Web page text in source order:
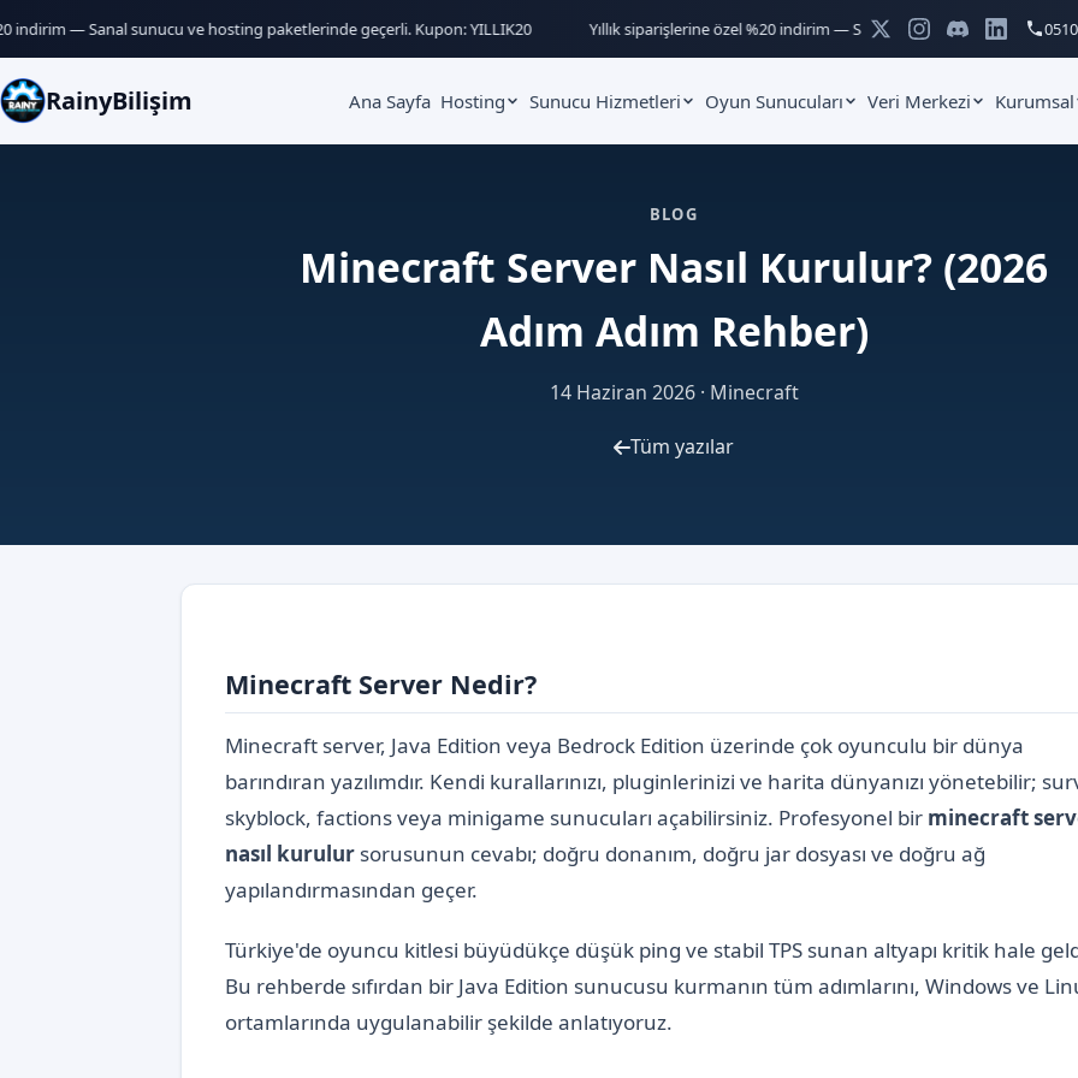
— Sanal sunucu ve hosting paketlerinde geçerli. Kupon: YILLIK20 Yıllık siparişlerine özel %20 indirim — Sanal sunucu ve hosting
RainyBilişim Ana Sayfa Hosting Sunucu Hizmetleri Oyun Sunucuları Veri Merkezi Kurumsal
BLOG
Minecraft Server Nasıl Kurulur? (2026
Adım Adım Rehber)
14 Haziran 2026 · Minecraft
Tüm yazılar
Minecraft Server Nedir?
Minecraft server, Java Edition veya Bedrock Edition üzerinde çok oyunculu bir dünya
barındıran yazılımdır. Kendi kurallarınızı, pluginlerinizi ve harita dünyanızı yönetebilir;
skyblock, factions veya minigame sunucuları açabilirsiniz. Profesyonel bir minecraft
nasıl kurulur sorusunun cevabı; doğru donanım, doğru jar dosyası ve doğru ağ
yapılandırmasından geçer.
Türkiye'de oyuncu kitlesi büyüdükçe düşük ping ve stabil TPS sunan altyapı kritik hale
Bu rehberde sıfırdan bir Java Edition sunucusu kurmanın tüm adımlarını, Windows ve
ortamlarında uygulanabilir şekilde anlatıyoruz.